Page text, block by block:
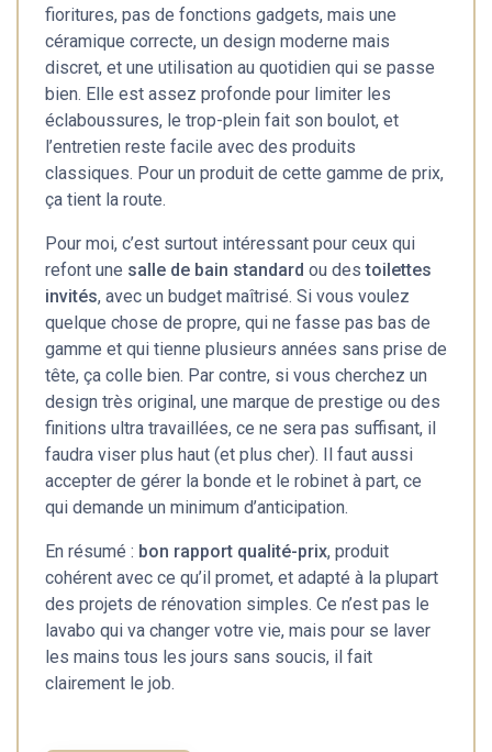
fioritures, pas de fonctions gadgets, mais une
céramique correcte, un design moderne mais
discret, et une utilisation au quotidien qui se passe
bien. Elle est assez profonde pour limiter les
éclaboussures, le trop-plein fait son boulot, et
l’entretien reste facile avec des produits
classiques. Pour un produit de cette gamme de prix,
ça tient la route.
Pour moi, c’est surtout intéressant pour ceux qui
refont une salle de bain standard ou destoilettes
invités, avec un budget maîtrisé. Si vous voulez
quelque chose de propre, qui ne fasse pas bas de
gamme et qui tienne plusieurs années sans prise de
tête, ça colle bien. Par contre, si vous cherchez un
design très original, une marque de prestige ou des
finitions ultra travaillées, ce ne sera pas suffisant, il
faudra viser plus haut (et plus cher). Il faut aussi
accepter de gérer la bonde et le robinet à part, ce
qui demande un minimum d’anticipation.
En résumé : bon rapport qualité-prix, produit
cohérent avec ce qu’il promet, et adapté à la plupart
des projets de rénovation simples. Ce n’est pas le
lavabo qui va changer votre vie, mais pour se laver
les mains tous les jours sans soucis, il fait
clairement le job.